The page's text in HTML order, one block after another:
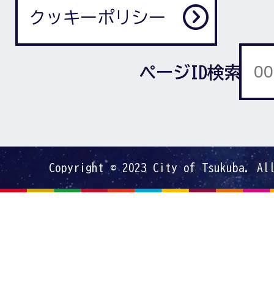
クッキーポリシー
ページID検索
Copyright © 2023 City of Tsukuba.